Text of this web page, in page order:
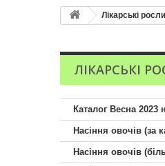
Лікарські
ЛІКАРСЬКІ
Каталог Весна 2023
Насіння овочів (за
Насіння овочів